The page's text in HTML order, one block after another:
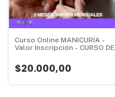
Curso Online MANICURÍA -
Valor Inscripción - CURSO DE
Inscripción:
$20.000,00